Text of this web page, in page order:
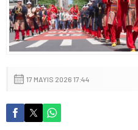
17 MAYIS 2026 17:44